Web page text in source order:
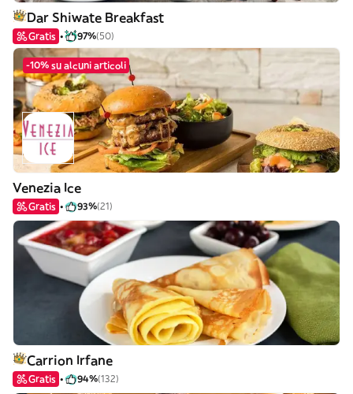
Dar Shiwate Breakfast
Gratis 97%(50)
-10% su alcuni articoli
Venezia Ice
Gratis 93%(21)
Carrion Irfane
Gratis 94%(132)